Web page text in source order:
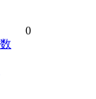
0